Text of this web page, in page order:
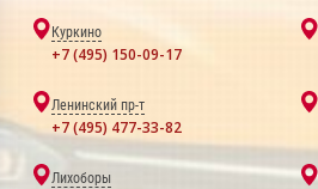
Куркино
+7 (495) 150-09-17
Ленинский пр-т
+7 (495) 477-33-82
Лихоборы